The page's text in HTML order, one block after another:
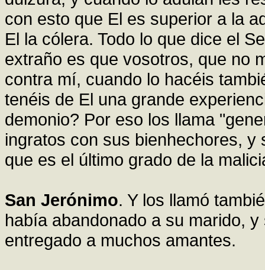
con esto que El es superior a la
El la cólera. Todo lo que dice el
extraño es que vosotros, que no
contra mí, cuando lo hacéis
tenéis de El una grande
demonio? Por eso los llama
ingratos con sus bienhechores,
que es el último grado de la
San Jerónimo. Y los llamó
había abandonado a su marido,
entregado a muchos amantes.